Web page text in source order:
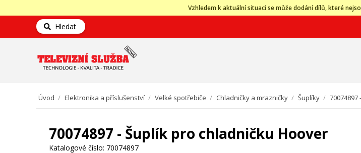
Vzhledem k aktuální situaci se může dodání dílů, které
Hledat
Úvod / Elektronika a příslušenství / Velké spotřebiče / Chladničky a mrazničky / Šuplíky /
70074897 - Šuplík pro chladničku Hoover
Katalogové číslo: 70074897